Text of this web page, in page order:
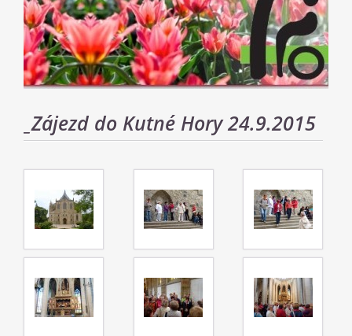
_Zájezd do Kutné Hory 24.9.2015